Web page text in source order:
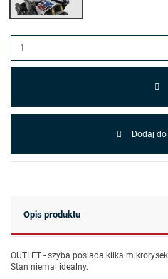
Dodaj
Opis produktu
OUTLET - szyba posiada kilka
Stan niemal idealny.